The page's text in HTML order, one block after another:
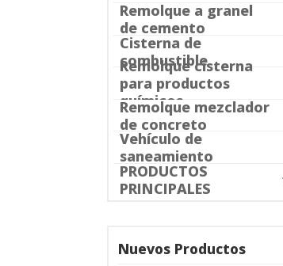
Remolque a granel
de cemento
Cisterna de
combustible
Remolque cisterna
para productos
químicos
Remolque mezclador
de concreto
Vehículo de
saneamiento
PRODUCTOS
PRINCIPALES
Nuevos Productos